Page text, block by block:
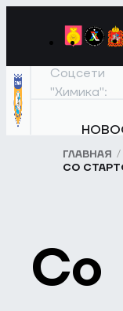
Соцсети
"Химика":
ГЛАВНАЯ
СО
Со